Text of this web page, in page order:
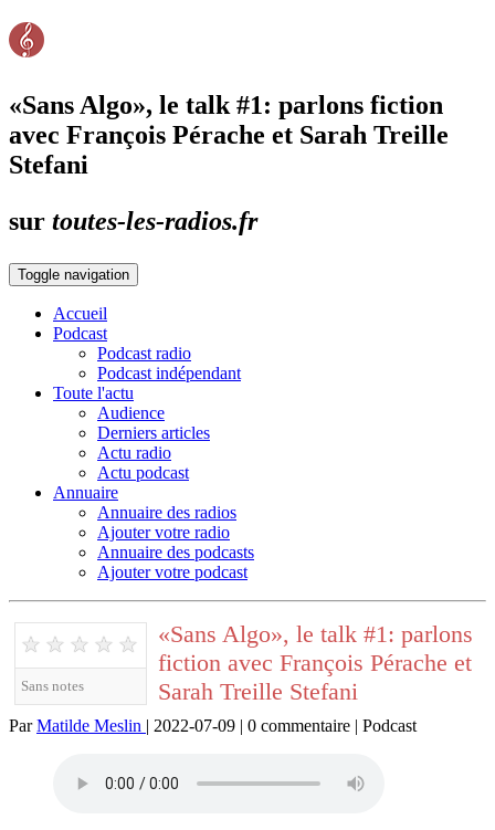
«Sans Algo», le talk #1: parlons fiction
avec François Pérache et Sarah Treille
Stefani
sur toutes-les-radios.fr
Toggle navigation
Accueil
Podcast
Podcast radio
Podcast indépendant
Toute l'actu
Audience
Derniers articles
Actu radio
Actu podcast
Annuaire
Annuaire des radios
Ajouter votre radio
Annuaire des podcasts
Ajouter votre podcast
★ ★ ★ ★ ★
Sans notes
«Sans Algo», le talk #1: parlons
fiction avec François Pérache et
Sarah Treille Stefani
ParMatilde Meslin | 2022-07-09 | 0 commentaire | Podcast